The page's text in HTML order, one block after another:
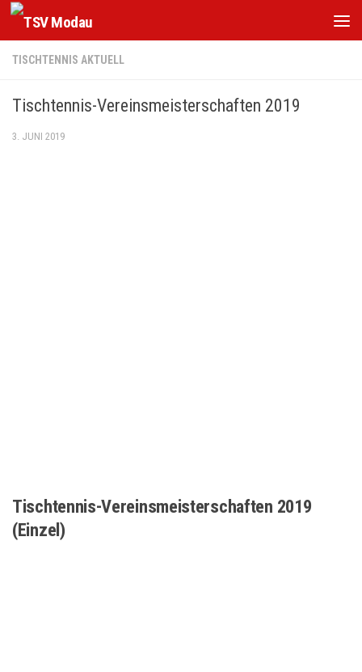
Zum Inhalt springen
TISCHTENNIS AKTUELL
Tischtennis-Vereinsmeisterschaften 2019
3. JUNI 2019
Tischtennis-Vereinsmeisterschaften 2019
(Einzel)